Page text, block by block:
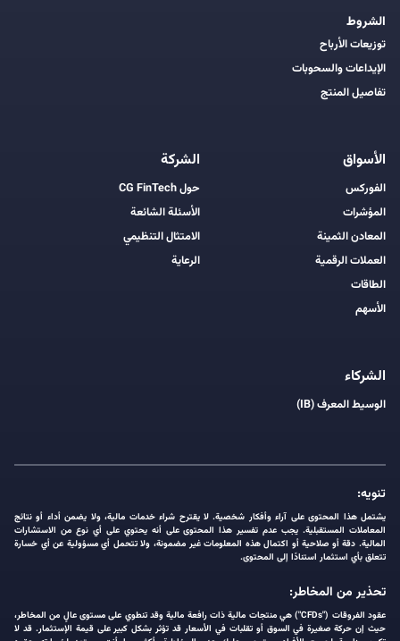
الشروط
توزيعات الأرباح
الإيداعات والسحوبات
تفاصيل المنتج
الأسواق
الفوركس
المؤشرات
المعادن الثمينة
العملات الرقمية
الطاقات
الأسهم
الشركة
حول CG FinTech
الأسئلة الشائعة
الامتثال التنظيمي
الرعاية
الشركاء
الوسيط المعرف (IB)
تنويه:
يشتمل هذا المحتوى على آراء وأفكار شخصية. لا يقترح شراء خدمات مالية، ولا يضمن أداء أو نتائج
المعاملات المستقبلية. يجب عدم تفسير هذا المحتوى على أنه يحتوي على أي نوع من الاستشارات
المالية. دقة أو صلاحية أو اكتمال هذه المعلومات غير مضمونة، ولا تتحمل أي مسؤولية عن أي خسارة
تتعلق بأي استثمار استنادًا إلى المحتوى.
تحذير من المخاطر:
عقود الفروقات ("CFDs") هي منتجات مالية ذات رافعة مالية وقد تنطوي على مستوى عالٍ من المخاطر،
حيث إن حركة صغيرة في السوق أو تقلبات في الأسعار قد تؤثر بشكل كبير على قيمة الإستثمار. قد لا